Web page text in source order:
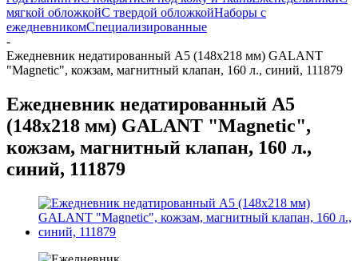
мягкой обложкойС твердой обложкойНаборы с
ежедневникомСпециализированные
-
Ежедневник недатированный А5 (148х218 мм) GALANT
"Magnetic", кожзам, магнитный клапан, 160 л., синий, 111879
Ежедневник недатированный А5
(148х218 мм) GALANT "Magnetic",
кожзам, магнитный клапан, 160 л.,
синий, 111879